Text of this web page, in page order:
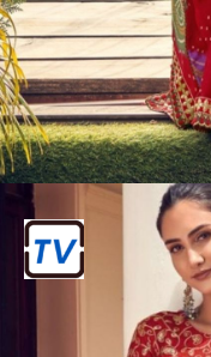
इस दिन भगवान
विधान है। ऐसी
रखने से अखंड